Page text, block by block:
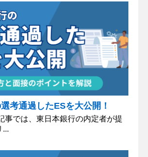
考通過したESを大公開！
事では、東日本銀行の内定者が提
...